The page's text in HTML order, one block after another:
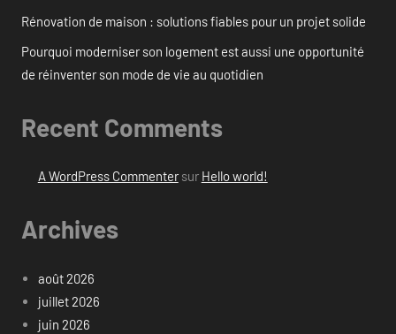
Rénovation de maison : solutions fiables pour un projet solide
Pourquoi moderniser son logement est aussi une opportunité
de réinventer son mode de vie au quotidien
Recent Comments
A WordPress Commentersur Hello world!
Archives
août 2026
juillet 2026
juin 2026